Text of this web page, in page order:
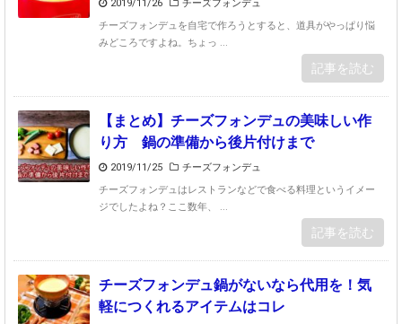
2019/11/26
チーズフォンデュ
チーズフォンデュを自宅で作ろうとすると、道具がやっぱり悩
みどころですよね。ちょっ ...
記事を読む
【まとめ】チーズフォンデュの美味しい作
り方 鍋の準備から後片付けまで
2019/11/25
チーズフォンデュ
チーズフォンデュはレストランなどで食べる料理というイメー
ジでしたよね？ここ数年、 ...
記事を読む
チーズフォンデュ鍋がないなら代用を！気
軽につくれるアイテムはコレ